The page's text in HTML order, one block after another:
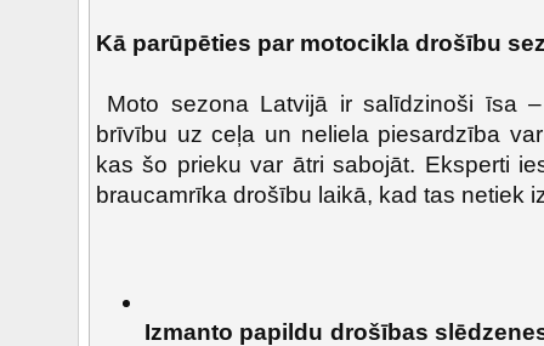
Kā parūpēties par motocikla drošību
Moto sezona Latvijā ir salīdzinoši īsa
brīvību uz ceļa un neliela piesardzība
kas šo prieku var ātri sabojāt. Eksperti
braucamrīka drošību laikā, kad tas netiek
Izmanto papildu drošības